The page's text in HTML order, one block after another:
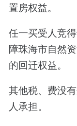
置房权益。
任一买受人竞
障珠海市自然
的回迁权益。
其他税、费没
人承担。